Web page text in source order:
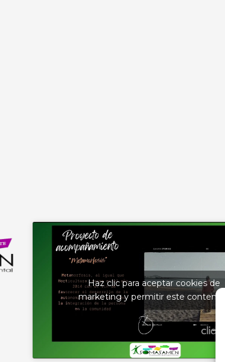
Haz clic para aceptar cookies de
marketing y permitir este contenido